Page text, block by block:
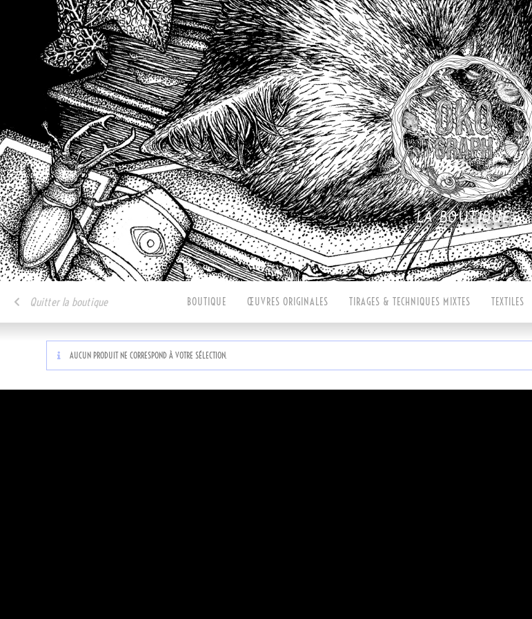
LA BOUTIQUE
Quitter la boutique BOUTIQUE ŒUVRES ORIGINALES TIRAGES & TECHNIQUES MIXTES TEXTILES
AUCUN PRODUIT NE CORRESPOND À VOTRE SÉLECTION.